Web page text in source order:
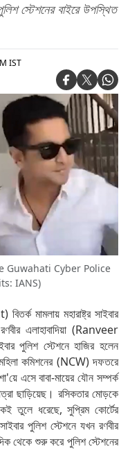
স্টেশনের বাইরে উপস্থিত
IST
Guwahati Cyber Police
IANS)
মামলায় মহারাষ্ট্র সাইবার
এলাহাবাদিয়া (Ranveer
পুলিশ স্টেশনে হাজির হলেন
কমিশনের (NCW) দফতরে
এসে বাবা-মায়ের যৌন সম্পর্ক
ছাড়িয়েছ। রসিকতার মোড়কে
তুলে ধরেছে, সুপ্রিম কোর্টের
পুলিশ স্টেশনে যখন রণবীর
থেকে শুরু করে পুলিশ স্টেশনের